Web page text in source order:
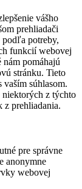
vášho
prehliadači
podľa potreby,
funkcií webovej
nám pomáhajú
stránku. Tieto
vaším súhlasom.
z týchto
z prehliadania.
pre správne
anonymne
webovej